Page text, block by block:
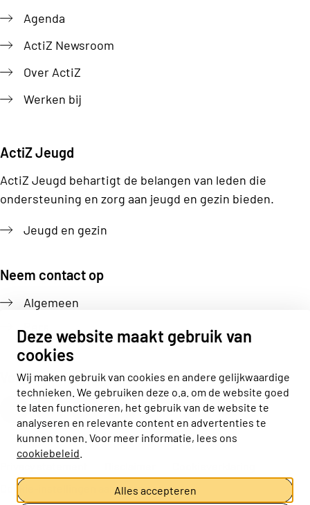
Deze website maakt gebruik van
cookies
Wij maken gebruik van cookies en andere gelijkwaardige
technieken. We gebruiken deze o.a. om de website goed
te laten functioneren, het gebruik van de website te
analyseren en relevante content en advertenties te
kunnen tonen. Voor meer informatie, lees ons
cookiebeleid
Alles accepteren
Agenda
ActiZ Newsroom
Over ActiZ
Werken bij
ActiZ Jeugd
ActiZ Jeugd behartigt de belangen van leden die
ondersteuning en zorg aan jeugd en gezin bieden.
Jeugd en gezin
Neem contact op
Algemeen
Pers
Volg ons
Actiz linkedin
Actiz instagram
Actiz youtube
Actiz facebook
Cookie-instellingen aanpassen